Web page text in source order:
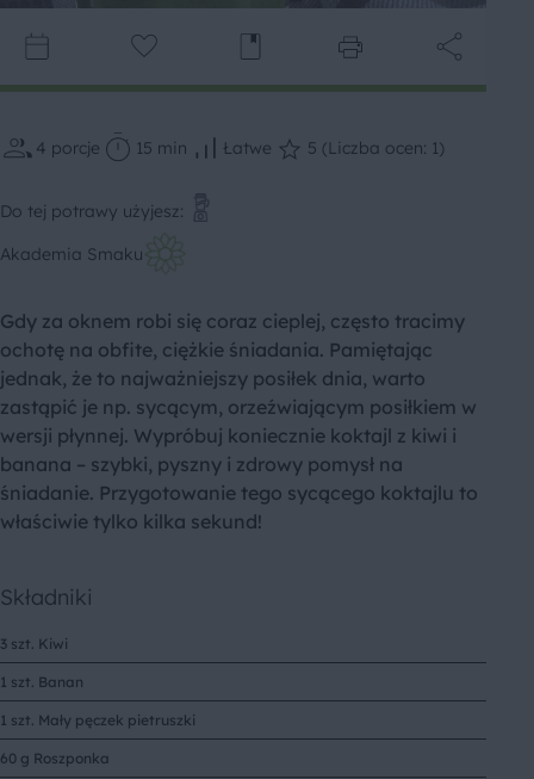
4 porcje 15 min Łatwe 5 (Liczba ocen: 1)
Do tej potrawy użyjesz:
Akademia Smaku
Gdy za oknem robi się coraz cieplej, często tracimy
ochotę na obfite, ciężkie śniadania. Pamiętając
jednak, że to najważniejszy posiłek dnia, warto
zastąpić je np. sycącym, orzeźwiającym posiłkiem w
wersji płynnej. Wypróbuj koniecznie koktajl z kiwi i
banana – szybki, pyszny i zdrowy pomysł na
śniadanie. Przygotowanie tego sycącego koktajlu to
właściwie tylko kilka sekund!
Składniki
3 szt. Kiwi
1 szt. Banan
1 szt. Mały pęczek pietruszki
60 g Roszponka